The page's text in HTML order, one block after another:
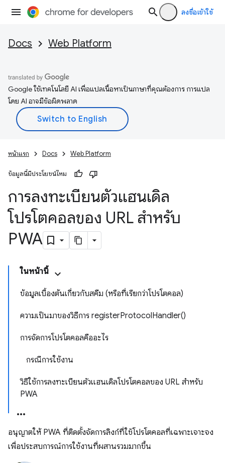
ลงชื่อเข้าใช้
Docs Web Platform
Google ใช้เทคโนโลยี AI เพื่อแปลเนื้อหาเป็นภาษาที่คุณต้องการ การแปล
โดย AI อาจมีข้อผิดพลาด
หน้าแรก Docs Web Platform
ข้อมูลนี้มีประโยชน์ไหม
การลงทะเบียนตัวแฮนเดิล
โปรโตคอลของ URL สําหรับ
PWA
ในหน้านี้
ข้อมูลเบื้องต้นเกี่ยวกับสคีม (หรือที่เรียกว่าโปรโตคอล)
ความเป็นมาของวิธีการ registerProtocolHandler()
การจัดการโปรโตคอลคืออะไร
กรณีการใช้งาน
วิธีใช้การลงทะเบียนตัวแฮนเดิลโปรโตคอลของ URL สําหรับ
PWA
อนุญาตให้ PWA ที่ติดตั้งจัดการลิงก์ที่ใช้โปรโตคอลที่เฉพาะเจาะจง
เพื่อประสบการณ์การใช้งานที่ผสานรวมมากขึ้น